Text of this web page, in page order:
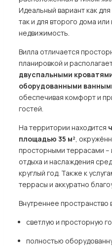
Идеальный вариант как
так и для второго дома
недвижимость.
Вилла отличается
планировкой и
двуспальными
оборудованными
обеспечивая комфорт и
гостей.
На территории находится
площадью 35 м² ,
просторными террасами –
отдыха и наслаждения
круглый год. Также к
террасы и аккуратно
Внутреннее пространство
светлую и просторную
полностью